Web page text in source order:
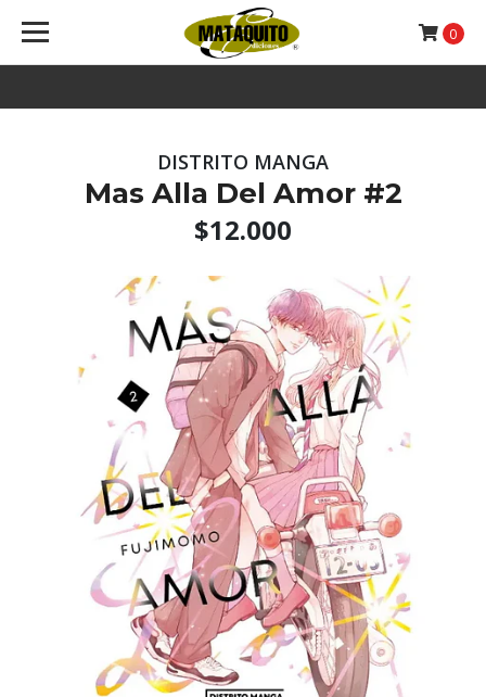
0
DISTRITO MANGA
Mas Alla Del Amor #2
$12.000